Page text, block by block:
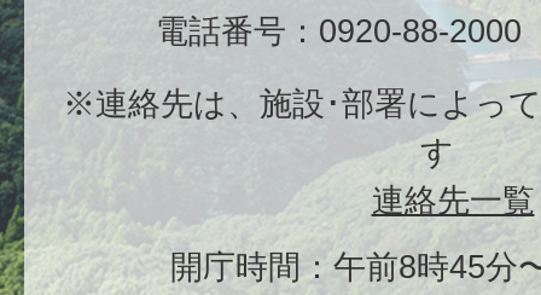
電話番号：0920-88-2000
※連絡先は、施設･部署によっ
す
連絡先一覧
開庁時間：午前8時45分